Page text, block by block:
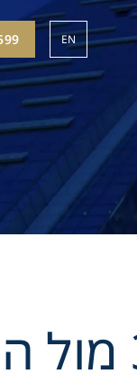
7995599
לפני שחותמים: 7